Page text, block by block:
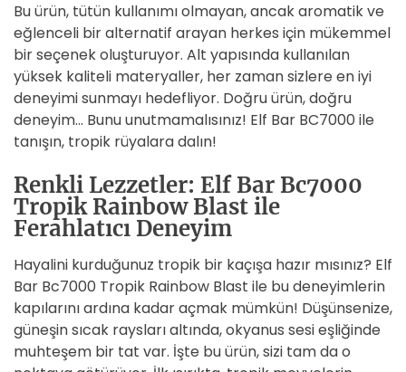
Bu ürün, tütün kullanımı olmayan, ancak aromatik ve
eğlenceli bir alternatif arayan herkes için mükemmel
bir seçenek oluşturuyor. Alt yapısında kullanılan
yüksek kaliteli materyaller, her zaman sizlere en iyi
deneyimi sunmayı hedefliyor. Doğru ürün, doğru
deneyim… Bunu unutmamalısınız! Elf Bar BC7000 ile
tanışın, tropik rüyalara dalın!
Renkli Lezzetler: Elf Bar Bc7000
Tropik Rainbow Blast ile
Ferahlatıcı Deneyim
Hayalini kurduğunuz tropik bir kaçışa hazır mısınız? Elf
Bar Bc7000 Tropik Rainbow Blast ile bu deneyimlerin
kapılarını ardına kadar açmak mümkün! Düşünsenize,
güneşin sıcak raysları altında, okyanus sesi eşliğinde
muhteşem bir tat var. İşte bu ürün, sizi tam da o